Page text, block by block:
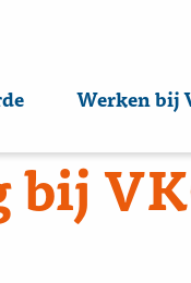
Werken bij
op
bij